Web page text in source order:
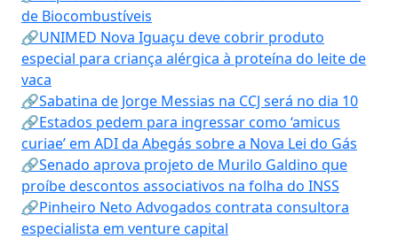
de Biocombustíveis
🔗UNIMED Nova Iguaçu deve cobrir produto
especial para criança alérgica à proteína do leite de
vaca
🔗Sabatina de Jorge Messias na CCJ será no dia 10
🔗Estados pedem para ingressar como ‘amicus
curiae’ em ADI da Abegás sobre a Nova Lei do Gás
🔗Senado aprova projeto de Murilo Galdino que
proíbe descontos associativos na folha do INSS
🔗Pinheiro Neto Advogados contrata consultora
especialista em venture capital